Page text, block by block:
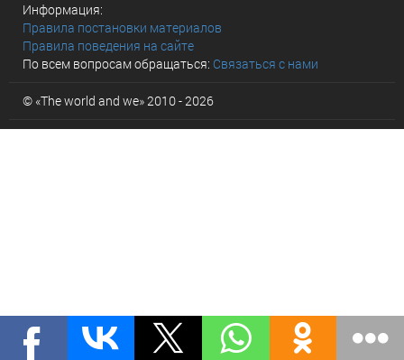
Информация:
Правила постановки материалов
Правила поведения на сайте
По всем вопросам обращаться: Связаться с нами
© «The world and we» 2010 - 2026